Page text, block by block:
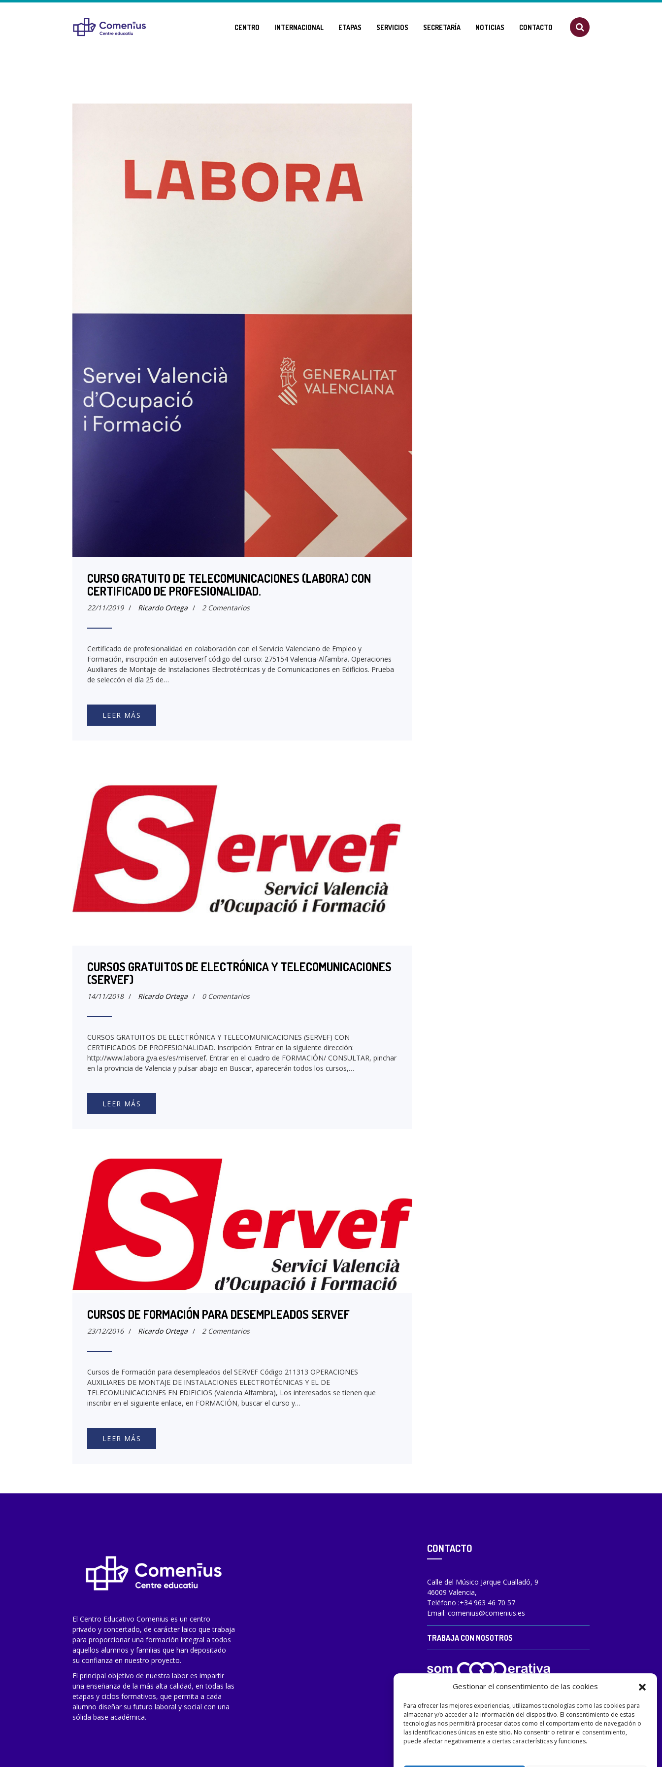
Gestionar el consentimiento de las cookies
Para ofrecer las mejores experiencias, utilizamos tecnologías como las cookies para
almacenar y/o acceder a la información del dispositivo. El consentimiento de estas
tecnologías nos permitirá procesar datos como el comportamiento de navegación o
las identificaciones únicas en este sitio. No consentir o retirar el consentimiento,
puede afectar negativamente a ciertas características y funciones.
CENTRO INTERNACIONAL ETAPAS SERVICIOS SECRETARÍA NOTICIAS CONTACTO
CURSO GRATUITO DE TELECOMUNICACIONES (LABORA) CON
CERTIFICADO DE PROFESIONALIDAD.
22/11/2019 / Ricardo Ortega / 2 Comentarios
Certificado de profesionalidad en colaboración con el Servicio Valenciano de Empleo y
Formación, inscrpción en autoserverf código del curso: 275154 Valencia-Alfambra. Operaciones
Auxiliares de Montaje de Instalaciones Electrotécnicas y de Comunicaciones en Edificios. Prueba
de seleccón el día 25 de…
LEER MÁS
CURSOS GRATUITOS DE ELECTRÓNICA Y TELECOMUNICACIONES
(SERVEF)
14/11/2018 / Ricardo Ortega / 0 Comentarios
CURSOS GRATUITOS DE ELECTRÓNICA Y TELECOMUNICACIONES (SERVEF) CON
CERTIFICADOS DE PROFESIONALIDAD. Inscripción: Entrar en la siguiente dirección:
http://www.labora.gva.es/es/miservef. Entrar en el cuadro de FORMACIÓN/ CONSULTAR, pinchar
en la provincia de Valencia y pulsar abajo en Buscar, aparecerán todos los cursos,…
LEER MÁS
CURSOS DE FORMACIÓN PARA DESEMPLEADOS SERVEF
23/12/2016 / Ricardo Ortega / 2 Comentarios
Cursos de Formación para desempleados del SERVEF Código 211313 OPERACIONES
AUXILIARES DE MONTAJE DE INSTALACIONES ELECTROTÉCNICAS Y EL DE
TELECOMUNICACIONES EN EDIFICIOS (Valencia Alfambra), Los interesados se tienen que
inscribir en el siguiente enlace, en FORMACIÓN, buscar el curso y…
LEER MÁS
El Centro Educativo Comenius es un centro
privado y concertado, de carácter laico que trabaja
para proporcionar una formación integral a todos
aquellos alumnos y familias que han depositado
su confianza en nuestro proyecto.
El principal objetivo de nuestra labor es impartir
una enseñanza de la más alta calidad, en todas las
etapas y ciclos formativos, que permita a cada
alumno diseñar su futuro laboral y social con una
sólida base académica.
CONTACTO
Calle del Músico Jarque Cualladó, 9
46009 Valencia,
Teléfono :+34 963 46 70 57
Email: comenius@comenius.es
TRABAJA CON NOSOTROS